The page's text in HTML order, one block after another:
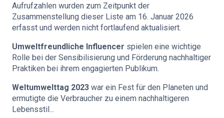
Aufrufzahlen wurden zum Zeitpunkt der
Zusammenstellung dieser Liste am 16. Januar 2026
erfasst und werden nicht fortlaufend aktualisiert.
Umweltfreundliche Influencer spielen eine wichtige
Rolle bei der Sensibilisierung und Förderung nachhaltiger
Praktiken bei ihrem engagierten Publikum.
Weltumwelttag 2023 war ein Fest für den Planeten und
ermutigte die Verbraucher zu einem nachhaltigeren
Lebensstil...